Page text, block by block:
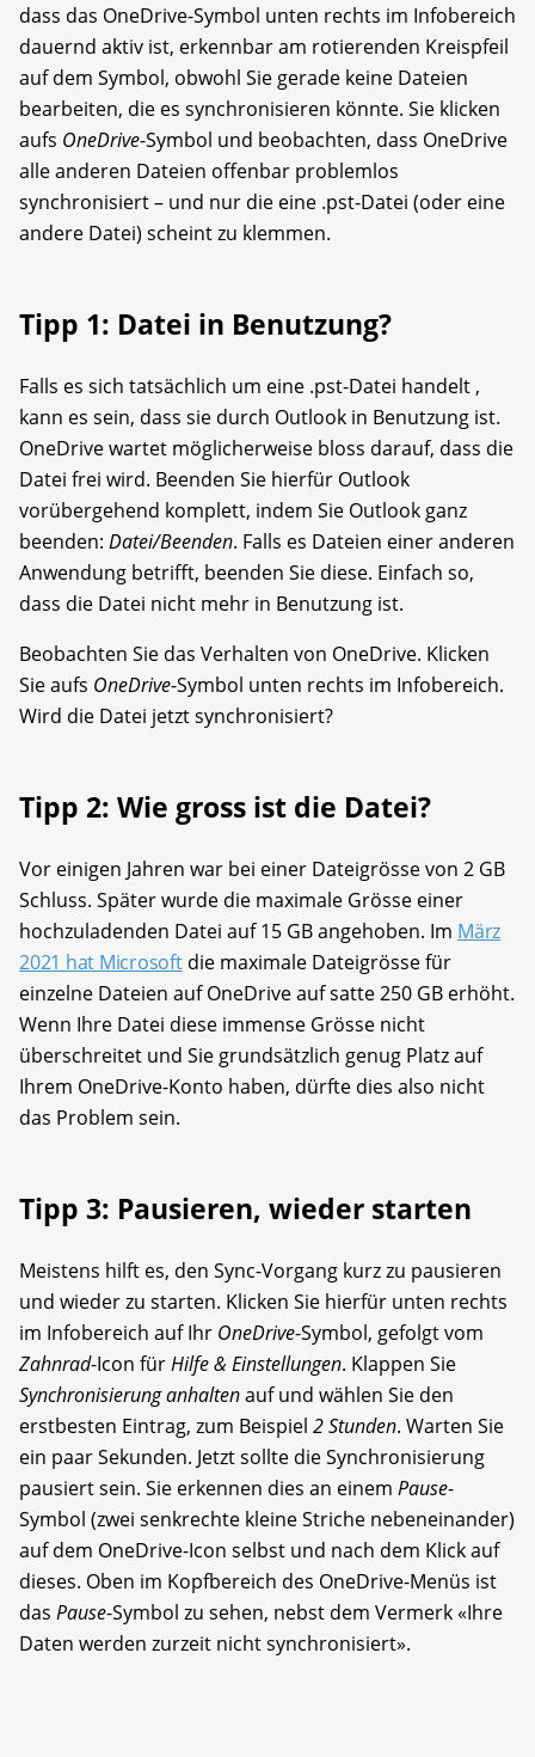
dass das OneDrive-Symbol unten rechts im Infobereich
dauernd aktiv ist, erkennbar am rotierenden Kreispfeil
auf dem Symbol, obwohl Sie gerade keine Dateien
bearbeiten, die es synchronisieren könnte. Sie klicken
aufs OneDrive-Symbol und beobachten, dass OneDrive
alle anderen Dateien offenbar problemlos
synchronisiert – und nur die eine .pst-Datei (oder eine
andere Datei) scheint zu klemmen.
Tipp 1: Datei in Benutzung?
Falls es sich tatsächlich um eine .pst-Datei handelt ,
kann es sein, dass sie durch Outlook in Benutzung ist.
OneDrive wartet möglicherweise bloss darauf, dass die
Datei frei wird. Beenden Sie hierfür Outlook
vorübergehend komplett, indem Sie Outlook ganz
beenden: Datei/Beenden. Falls es Dateien einer anderen
Anwendung betrifft, beenden Sie diese. Einfach so,
dass die Datei nicht mehr in Benutzung ist.
Beobachten Sie das Verhalten von OneDrive. Klicken
Sie aufs OneDrive-Symbol unten rechts im Infobereich.
Wird die Datei jetzt synchronisiert?
Tipp 2: Wie gross ist die Datei?
Vor einigen Jahren war bei einer Dateigrösse von 2 GB
Schluss. Später wurde die maximale Grösse einer
hochzuladenden Datei auf 15 GB angehoben. Im März
2021 hat Microsoftdie maximale Dateigrösse für
einzelne Dateien auf OneDrive auf satte 250 GB erhöht.
Wenn Ihre Datei diese immense Grösse nicht
überschreitet und Sie grundsätzlich genug Platz auf
Ihrem OneDrive-Konto haben, dürfte dies also nicht
das Problem sein.
Tipp 3: Pausieren, wieder starten
Meistens hilft es, den Sync-Vorgang kurz zu pausieren
und wieder zu starten. Klicken Sie hierfür unten rechts
im Infobereich auf Ihr OneDrive-Symbol, gefolgt vom
Zahnrad-Icon fürHilfe & Einstellungen. Klappen Sie
Synchronisierung anhaltenauf und wählen Sie den
erstbesten Eintrag, zum Beispiel 2 Stunden. Warten Sie
ein paar Sekunden. Jetzt sollte die Synchronisierung
pausiert sein. Sie erkennen dies an einem Pause-
Symbol (zwei senkrechte kleine Striche nebeneinander)
auf dem OneDrive-Icon selbst und nach dem Klick auf
dieses. Oben im Kopfbereich des OneDrive-Menüs ist
das Pause-Symbol zu sehen, nebst dem Vermerk «Ihre
Daten werden zurzeit nicht synchronisiert».